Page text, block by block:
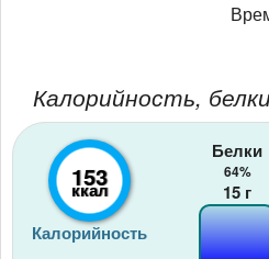
Калорийность,
153
ккал
Калорийность
Белки
64%
15 г